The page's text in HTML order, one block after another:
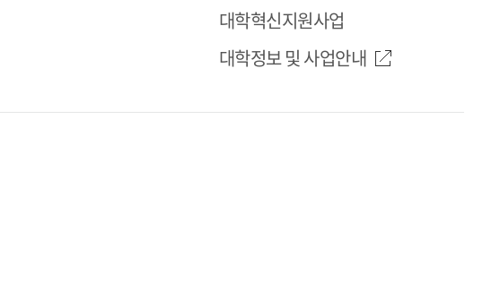
대학혁신지원사업
대학정보 및 사업안내